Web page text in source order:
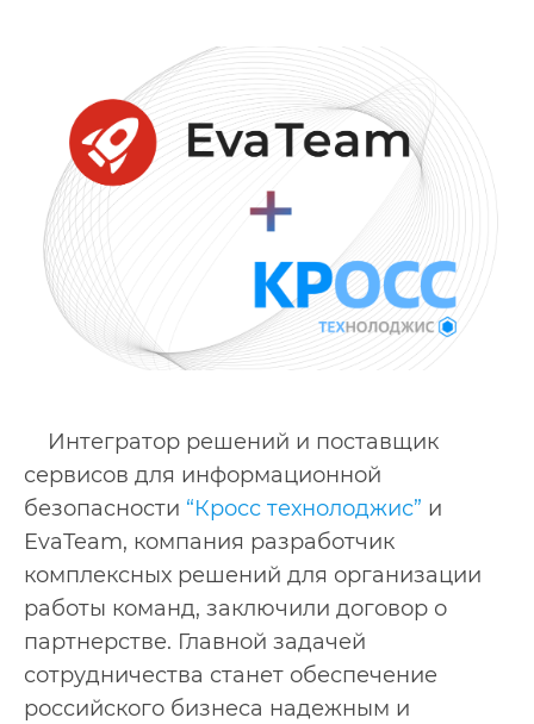
Интегратор решений и поставщик
сервисов для информационной
безопасности “Кросс технолоджис” и
EvaTeam, компания разработчик
комплексных решений для организации
работы команд, заключили договор о
партнерстве. Главной задачей
сотрудничества станет обеспечение
российского бизнеса надежным и